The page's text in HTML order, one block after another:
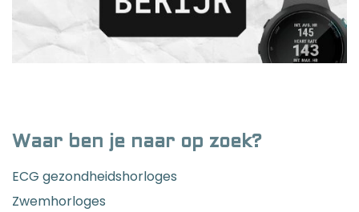
Waar ben je naar op zoek?
ECG gezondheidshorloges
Zwemhorloges